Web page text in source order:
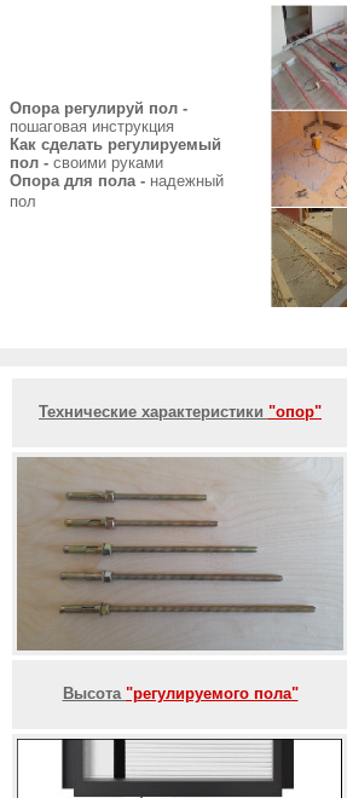
Опора регулируй пол -
пошаговая инструкция
Как сделать регулируемый
пол - своими руками
Опора для пола - надежный
пол
Технические характеристики "опор"
Высота "регулируемого пола"